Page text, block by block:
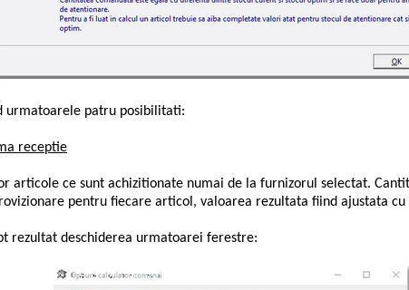
urmatoarele patru posibilitati:
receptie
articole ce sunt achizitionate numai de la furnizorul selectat.
pentru fiecare articol, valoarea rezultata fiind ajustata
rezultat deschiderea urmatoarei ferestre: